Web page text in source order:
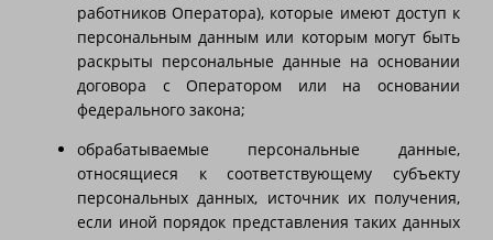
работников Оператора), которые имеют доступ к
персональным данным или которым могут быть
раскрыты персональные данные на основании
договора с Оператором или на основании
федерального закона;
обрабатываемые персональные данные,
относящиеся к соответствующему субъекту
персональных данных, источник их получения,
если иной порядок представления таких данных